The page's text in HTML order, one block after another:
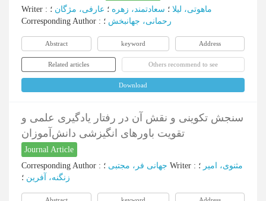
Writer : ماهوتی، لیلا ؛ سعادتمند، زهره ؛ عارفی، مژگان ؛
Corresponding Author : رحمانی، جهانبخش ؛
Abstract keyword Address
Related articles Others recommend to see
Download
سنجش تکوینی و نقش آن در رفتار یادگیری علمی و
تقویت باورهای انگیزشی دانش‌آموزان
Journal Article
Corresponding Author : جهانی فر، مجتبی Writer : مثنوی، امیر ؛
زنگنه، آفرین ؛